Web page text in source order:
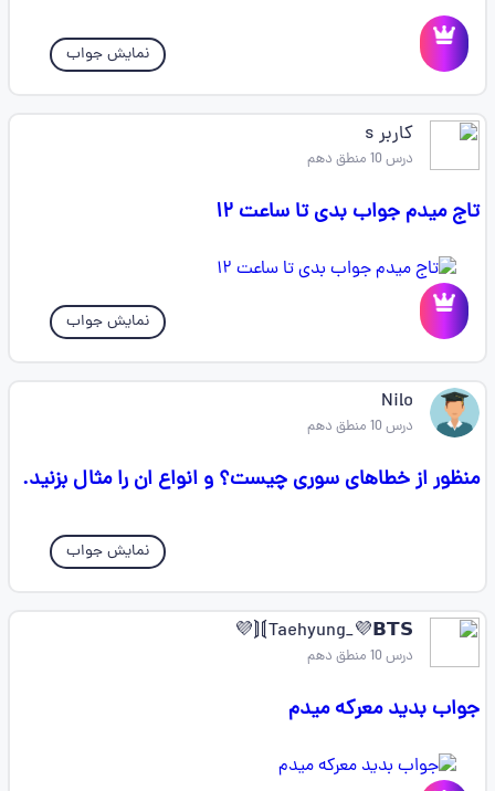
نمایش جواب
کاربر s
درس 10 منطق دهم
تاج میدم جواب بدی تا ساعت ۱۲
نمایش جواب
Nilo
درس 10 منطق دهم
منظور از خطاهای سوری چیست؟ و انواع ان را مثال بزنید.
نمایش جواب
Taehyung_💜𝗕𝗧𝗦⟭⟬💜
درس 10 منطق دهم
جواب بدید معرکه میدم